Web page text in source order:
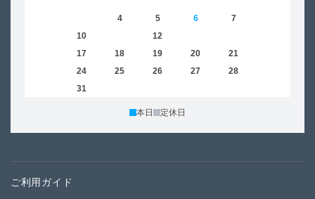
4 5 6 7
10 12
17 18 19 20 21
24 25 26 27 28
31
本日 定休日
ご利用ガイド